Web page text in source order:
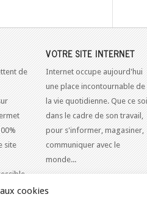
cookies
de
site
VOTRE SITE INTERNET
Internet occupe aujourd'hui
une place incontournable de
la vie quotidienne. Que ce
dans le cadre de son travail,
pour s'informer, magasiner,
communiquer avec le
monde...